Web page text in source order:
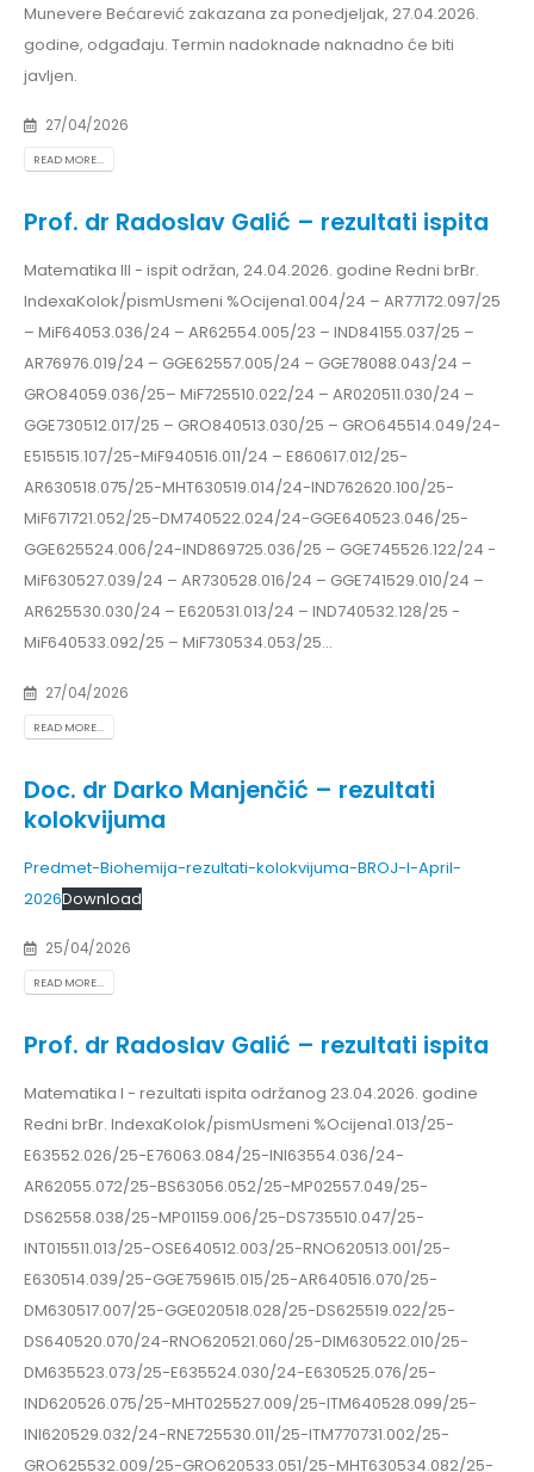
Munevere Bećarević zakazana za ponedjeljak, 27.04.2026.
godine, odgađaju. Termin nadoknade naknadno će biti
javljen.
27/04/2026
READ MORE...
Prof. dr Radoslav Galić – rezultati ispita
Matematika III - ispit održan, 24.04.2026. godine Redni brBr.
IndexaKolok/pismUsmeni %Ocijena1.004/24 – AR77172.097/25
– MiF64053.036/24 – AR62554.005/23 – IND84155.037/25 –
AR76976.019/24 – GGE62557.005/24 – GGE78088.043/24 –
GRO84059.036/25– MiF725510.022/24 – AR020511.030/24 –
GGE730512.017/25 – GRO840513.030/25 – GRO645514.049/24-
E515515.107/25-MiF940516.011/24 – E860617.012/25-
AR630518.075/25-MHT630519.014/24-IND762620.100/25-
MiF671721.052/25-DM740522.024/24-GGE640523.046/25-
GGE625524.006/24-IND869725.036/25 – GGE745526.122/24 -
MiF630527.039/24 – AR730528.016/24 – GGE741529.010/24 –
AR625530.030/24 – E620531.013/24 – IND740532.128/25 -
MiF640533.092/25 – MiF730534.053/25...
27/04/2026
READ MORE...
Doc. dr Darko Manjenčić – rezultati
kolokvijuma
Predmet-Biohemija-rezultati-kolokvijuma-BROJ-I-April-
2026Download
25/04/2026
READ MORE...
Prof. dr Radoslav Galić – rezultati ispita
Matematika I - rezultati ispita održanog 23.04.2026. godine
Redni brBr. IndexaKolok/pismUsmeni %Ocijena1.013/25-
E63552.026/25-E76063.084/25-INI63554.036/24-
AR62055.072/25-BS63056.052/25-MP02557.049/25-
DS62558.038/25-MP01159.006/25-DS735510.047/25-
INT015511.013/25-OSE640512.003/25-RNO620513.001/25-
E630514.039/25-GGE759615.015/25-AR640516.070/25-
DM630517.007/25-GGE020518.028/25-DS625519.022/25-
DS640520.070/24-RNO620521.060/25-DIM630522.010/25-
DM635523.073/25-E635524.030/24-E630525.076/25-
IND620526.075/25-MHT025527.009/25-ITM640528.099/25-
INI620529.032/24-RNE725530.011/25-ITM770731.002/25-
GRO625532.009/25-GRO620533.051/25-MHT630534.082/25-